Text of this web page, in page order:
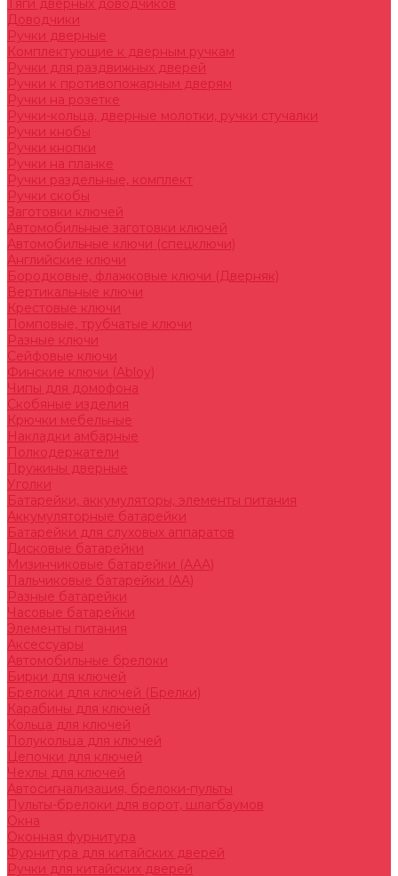
Тяги дверных доводчиков
Доводчики
Ручки дверные
Комплектующие к дверным ручкам
Ручки для раздвижных дверей
Ручки к противопожарным дверям
Ручки на розетке
Ручки-кольца, дверные молотки, ручки стучалки
Ручки кнобы
Ручки кнопки
Ручки на планке
Ручки раздельные, комплект
Ручки скобы
Заготовки ключей
Автомобильные заготовки ключей
Автомобильные ключи (спецключи)
Английские ключи
Бородковые, флажковые ключи (Дверняк)
Вертикальные ключи
Крестовые ключи
Помповые, трубчатые ключи
Разные ключи
Сейфовые ключи
Финские ключи (Abloy)
Чипы для домофона
Скобяные изделия
Крючки мебельные
Накладки амбарные
Полкодержатели
Пружины дверные
Уголки
Батарейки, аккумуляторы, элементы питания
Аккумуляторные батарейки
Батарейки для слуховых аппаратов
Дисковые батарейки
Мизинчиковые батарейки (AAA)
Пальчиковые батарейки (AA)
Разные батарейки
Часовые батарейки
Элементы питания
Аксессуары
Автомобильные брелоки
Бирки для ключей
Брелоки для ключей (Брелки)
Карабины для ключей
Кольца для ключей
Полукольца для ключей
Цепочки для ключей
Чехлы для ключей
Автосигнализация, брелоки-пульты
Пульты-брелоки для ворот, шлагбаумов
Окна
Оконная фурнитура
Фурнитура для китайских дверей
Ручки для китайских дверей